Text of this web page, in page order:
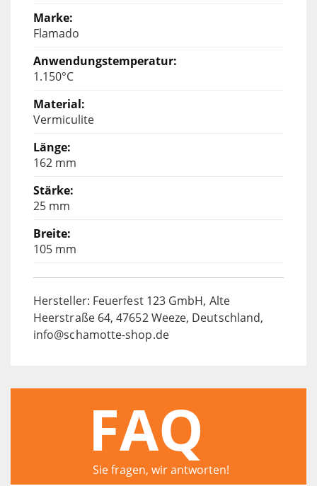
Flamado
1.150°C
Vermiculite
162 mm
25 mm
105 mm
Hersteller: Feuerfest 123 GmbH, Alte
Heerstraße 64, 47652 Weeze, Deutschland,
info@schamotte-shop.de
FAQ
Sie fragen, wir antworten!